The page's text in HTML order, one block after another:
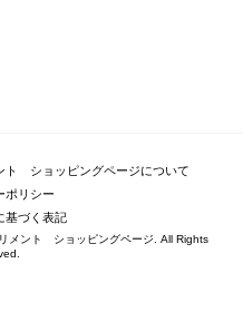
ト ショッピングページについて
ポリシー
基づく表記
メント ショッピングページ. All Rights